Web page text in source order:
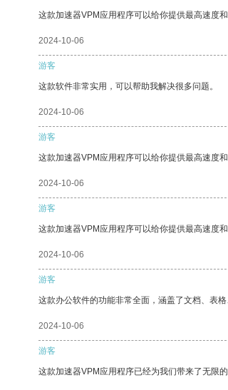
这款加速器VPM应用程序可以给你提供最高速度
2024-10-06
游客
这款软件非常实用，可以帮助我解决很多问题。
2024-10-06
游客
这款加速器VPM应用程序可以给你提供最高速度
2024-10-06
游客
这款加速器VPM应用程序可以给你提供最高速度
2024-10-06
游客
这款办公软件的功能非常全面，涵盖了文档、表
2024-10-06
游客
这款加速器VPM应用程序已经为我们带来了无限